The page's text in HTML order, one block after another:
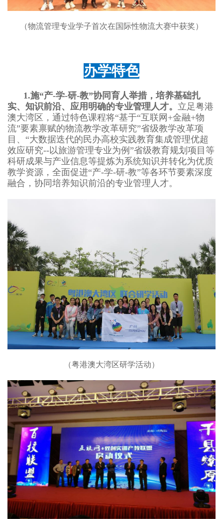
（物流管理专业学子首次在国际性物流大赛中获奖）
办学特色
1.施“产-学-研-教”协同育人举措，培养基础扎
实、知识前沿、应用明确的专业管理人才。 立足粤港
澳大湾区，通过特色课程将“基于“互联网+金融+物
流”要素禀赋的物流教学改革研究”省级教学改革项
目、“大数据迭代的民办高校实践教育集成管理优超
效应研究--以旅游管理专业为例”省级教育规划项目等
科研成果与产业信息等提炼为系统知识并转化为优质
教学资源，全面促进“产-学-研-教”等各环节要素深度
融合，协同培养知识前沿的专业管理人才。
（粤港澳大湾区研学活动）